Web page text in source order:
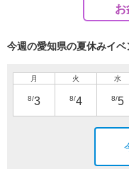
今週の愛知県の夏休みイ
月
8/3
火
8/4
水
8/5